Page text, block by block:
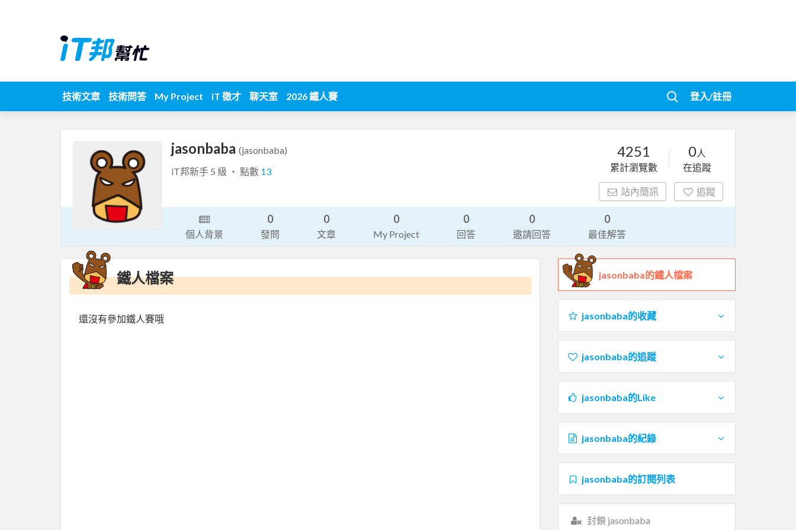
技術文章 技術問答 My Project iT 徵才 聊天室 2026 鐵人賽 登入/註冊
jasonbaba (jasonbaba)
iT邦新手 5 級 ‧ 點數 13
4251
累計瀏覽數
0人
在追蹤
站內簡訊 追蹤
個人背景
0
發問
0
文章
0
My Project
0
回答
0
邀請回答
0
最佳解答
鐵人檔案
還沒有參加鐵人賽哦
jasonbaba的鐵人檔案
jasonbaba的收藏
jasonbaba的追蹤
jasonbaba的Like
jasonbaba的紀錄
jasonbaba的訂閱列表
封鎖 jasonbaba